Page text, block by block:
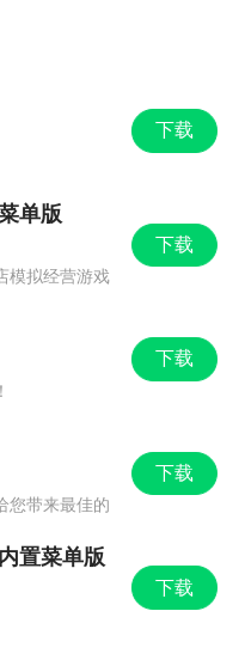
下载
下载
单版
模拟经营游戏
下载
下载
您带来最佳的
下载
置菜单版